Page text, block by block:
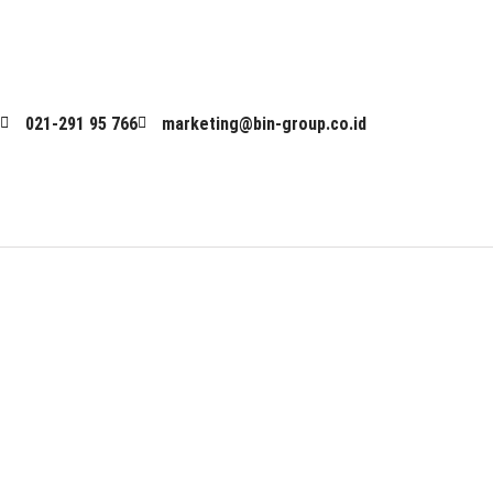
content
021-291 95 766 marketing@bin-group.co.id